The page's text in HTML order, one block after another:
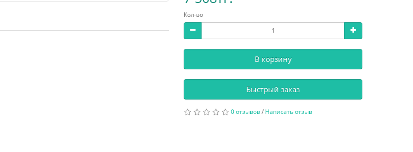
Кол-во
В корзину
Быстрый заказ
0 отзывов/ Написать отзыв